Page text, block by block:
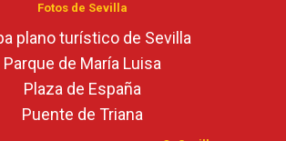
Fotos de Sevilla
plano turístico de Sevilla
Parque de María Luisa
Plaza de España
Puente de Triana